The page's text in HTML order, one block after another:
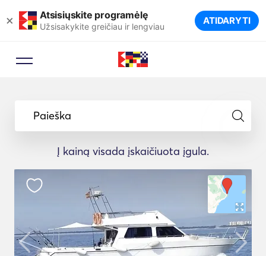
× Atsisiųskite programėlę
Užsisakykite greičiau ir lengviau ATIDARYTI
Paieška
Į kainą visada įskaičiuota įgula.